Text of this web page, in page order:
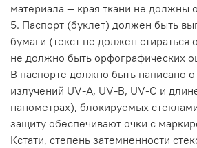
материала — края ткани не должны
5. Паспорт (буклет) должен быть
бумаги (текст не должен стираться
не должно быть орфографических
В паспорте должно быть написано
излучений UV-A, UV-B, UV-C и
нанометрах), блокируемых
защиту обеспечивают очки с
Кстати, степень затемненности